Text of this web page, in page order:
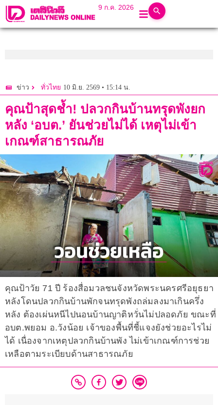
9 ก.ค. 2026
ข่าว ทั่วไทย 10 มิ.ย. 2569 • 15:14 น.
คุณป้าสุดช้ำ! ปลวกกินบ้านทรุดพังยก
หลัง ‘อบต.’ ยันช่วยไม่ได้ เหตุไม่เข้า
เกณฑ์สาธารณภัย
คุณป้าวัย 71 ปี ร้องสื่อมวลชนจังหวัดพระนครศรีอยุธยา
หลังโดนปลวกกินบ้านพักจนทรุดพังถล่มลงมาเกินครึ่ง
หลัง ต้องเผ่นหนีไปนอนบ้านญาติหวั่นไม่ปลอดภัย ขณะที่
อบต.พยอม อ.วังน้อย เจ้าของพื้นที่ชี้แจงยังช่วยอะไรไม่
ได้ เนื่องจากเหตุปลวกกินบ้านพัง ไม่เข้าเกณฑ์การช่วย
เหลือตามระเบียบด้านสาธารณภัย